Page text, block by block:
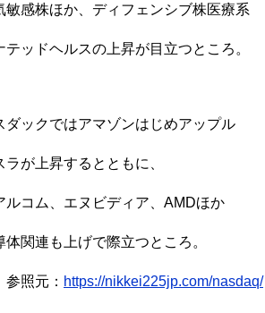
敏感株ほか、ディフェンシブ株医療系
テッドヘルスの上昇が目立つところ。
ダックではアマゾンはじめアップル
ラが上昇するとともに、
ルコム、エヌビディア、AMDほか
体関連も上げで際立つところ。
照元： https://nikkei225jp.com/nasdaq/